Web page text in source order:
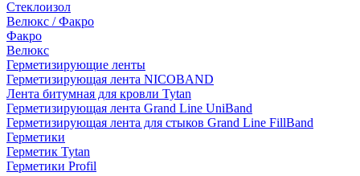
Стеклоизол
Велюкс / Факро
Факро
Велюкс
Герметизирующие ленты
Герметизирующая лента NICOBAND
Лента битумная для кровли Tytan
Герметизирующая лента Grand Line UniBand
Герметизирующая лента для стыков Grand Line FillBand
Герметики
Герметик Tytan
Герметики Profil